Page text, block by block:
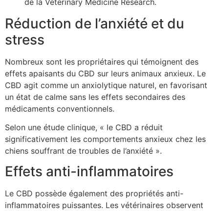
Réduction de l’anxiété et du
stress
Nombreux sont les propriétaires qui témoignent des
effets apaisants du CBD sur leurs animaux anxieux. Le
CBD agit comme un anxiolytique naturel, en favorisant
un état de calme sans les effets secondaires des
médicaments conventionnels.
Selon une étude clinique, « le CBD a réduit
significativement les comportements anxieux chez les
chiens souffrant de troubles de l’anxiété ».
Effets anti-inflammatoires
Le CBD possède également des propriétés anti-
inflammatoires puissantes. Les vétérinaires observent